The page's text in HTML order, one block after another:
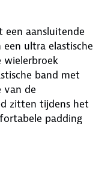
een aansluitende
ultra elastische
wielerbroek
band met
van de
zitten tijdens het
padding
het werk nog